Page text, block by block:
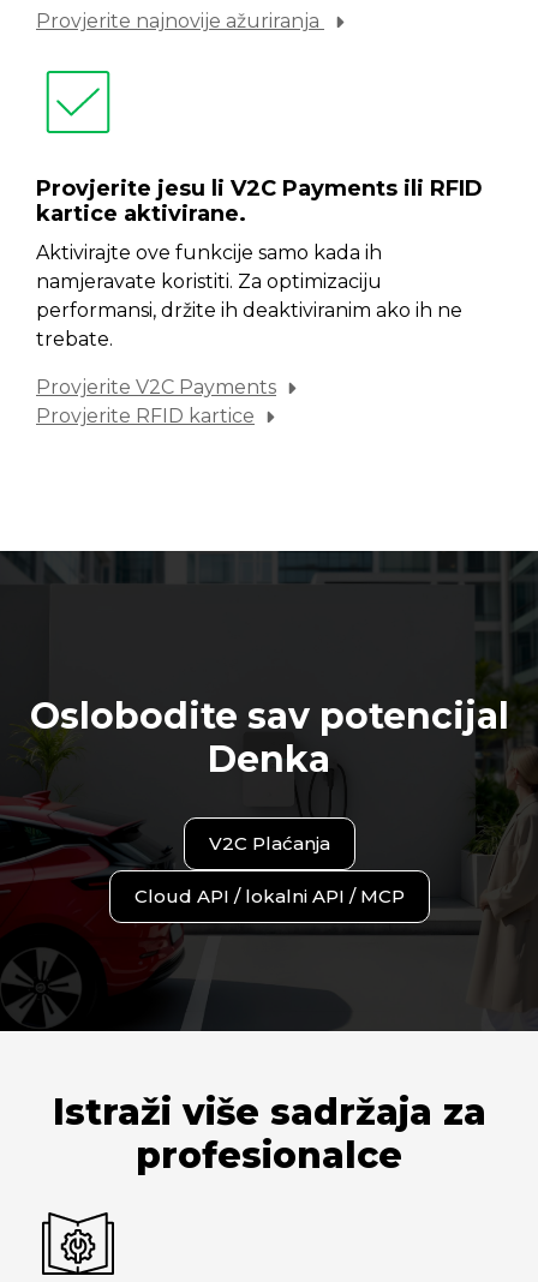
Provjerite najnovije ažuriranja
Provjerite jesu li V2C Payments ili RFID
kartice aktivirane.
Aktivirajte ove funkcije samo kada ih
namjeravate koristiti. Za optimizaciju
performansi, držite ih deaktiviranim ako ih ne
trebate.
Provjerite V2C Payments
Provjerite RFID kartice
Oslobodite sav potencijal
Denka
V2C Plaćanja
Cloud API / lokalni API / MCP
Istraži više sadržaja za
profesionalce